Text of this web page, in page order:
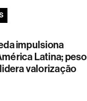
impulsiona
Latina; peso
valorização